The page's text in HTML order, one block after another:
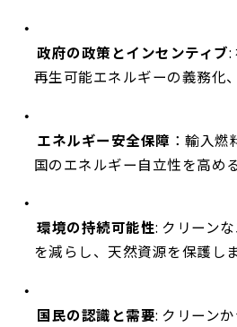
政府の政策とインセンティブ:
再生可能エネルギーの義務化
エネルギー安全保障 ：輸入燃
国のエネルギー自立性を高める
環境の持続可能性: クリーン
を減らし、天然資源を保護しま
国民の認識と需要: クリーン